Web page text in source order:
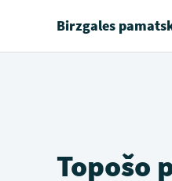
Birzgales
Topošo